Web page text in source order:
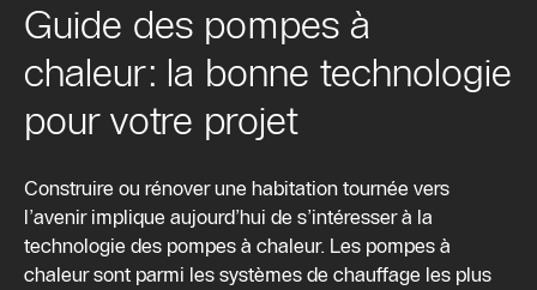
Guide des pompes à
chaleur: la bonne technologie
pour votre projet
Construire ou rénover une habitation tournée vers
l’avenir implique aujourd’hui de s’intéresser à la
technologie des pompes à chaleur. Les pompes à
chaleur sont parmi les systèmes de chauffage les plus